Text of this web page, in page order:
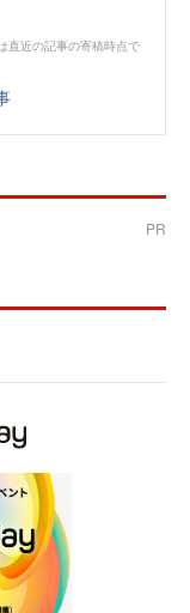
直近の記事の寄稿時点で
PR